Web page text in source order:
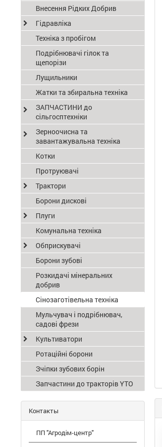
Внесення Рідких Добрив
Гідравліка
Техніка з пробігом
Подрібнювачі гілок та
щепорізи
Лущильники
Жатки та збиральна техніка
ЗАПЧАСТИНИ до
сільгосптехніки
Зерноочисна та
завантажувальна техніка
Котки
Протруювачі
Трактори
Борони дискові
Плуги
Комунальна техніка
Обприскувачі
Борони зубові
Розкидачі мінеральних
добрив
Сінозаготівельна техніка
Мульчувач і подрібнювач,
садові фрези
Культиватори
Ротаційні борони
Зчіпки зубових борін
Запчастини до тракторів YTO
Контакты
ПП "Агродім-центр"